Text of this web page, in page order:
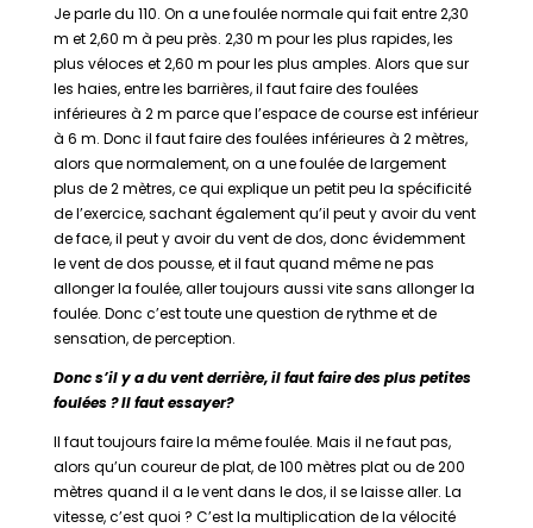
Je parle du 110. On a une foulée normale qui fait entre 2,30
m et 2,60 m à peu près. 2,30 m pour les plus rapides, les
plus véloces et 2,60 m pour les plus amples. Alors que sur
les haies, entre les barrières, il faut faire des foulées
inférieures à 2 m parce que l’espace de course est inférieur
à 6 m. Donc il faut faire des foulées inférieures à 2 mètres,
alors que normalement, on a une foulée de largement
plus de 2 mètres, ce qui explique un petit peu la spécificité
de l’exercice, sachant également qu’il peut y avoir du vent
de face, il peut y avoir du vent de dos, donc évidemment
le vent de dos pousse, et il faut quand même ne pas
allonger la foulée, aller toujours aussi vite sans allonger la
foulée. Donc c’est toute une question de rythme et de
sensation, de perception.
Donc s’il y a du vent derrière, il faut faire des plus petites
foulées ? Il faut essayer?
Il faut toujours faire la même foulée. Mais il ne faut pas,
alors qu’un coureur de plat, de 100 mètres plat ou de 200
mètres quand il a le vent dans le dos, il se laisse aller. La
vitesse, c’est quoi ? C’est la multiplication de la vélocité